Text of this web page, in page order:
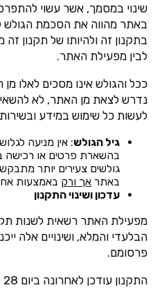
שינוי במסמך, אשר עשוי
באתר מהווה את הסכמת הגולש
בתקנון זה ולהיותו של תקנון
לבין מפעילת האתר.
ככל והגולש אינו מסכים לאלו
נדרש לצאת מן האתר, לא
לעשות כל שימוש במידע
גיל הגולש: אין מניעה
גולשים צעירים יותר
באתר אך ורק באמצעות
עדכון ושינוי התקנון
מפעילת האתר רשאית לשנות
הבלעדי והמלא, ושינויים אלה
פרסומם.
התקנון עודכן לאחרונה ביום 28 לחודש אוגוסט 2025.